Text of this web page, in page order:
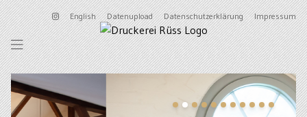
English Datenupload Datenschutzerklärung Impressum